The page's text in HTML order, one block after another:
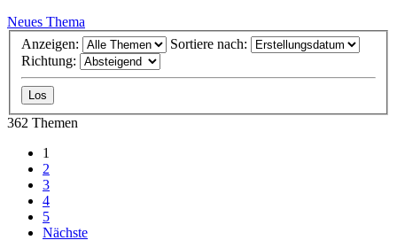
Neues Thema
Anzeigen:
Sortiere nach:
Richtung:
362 Themen
1
2
3
4
5
Nächste